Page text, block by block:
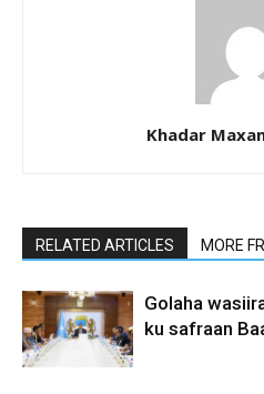
Khadar
RELATED ARTICLES MORE
Golaha
ku safraan